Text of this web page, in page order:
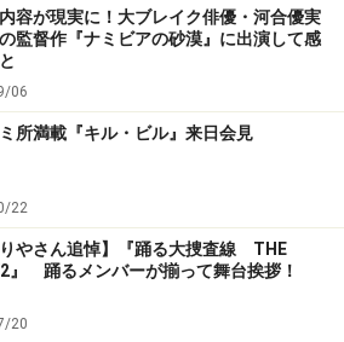
容が現実に！大ブレイク俳優・河合優実
監督作『ナミビアの砂漠』に出演して感
06
所満載『キル・ビル』来日会見
22
りやさん追悼】『踊る大捜査線 THE
』 踊るメンバーが揃って舞台挨拶！
20